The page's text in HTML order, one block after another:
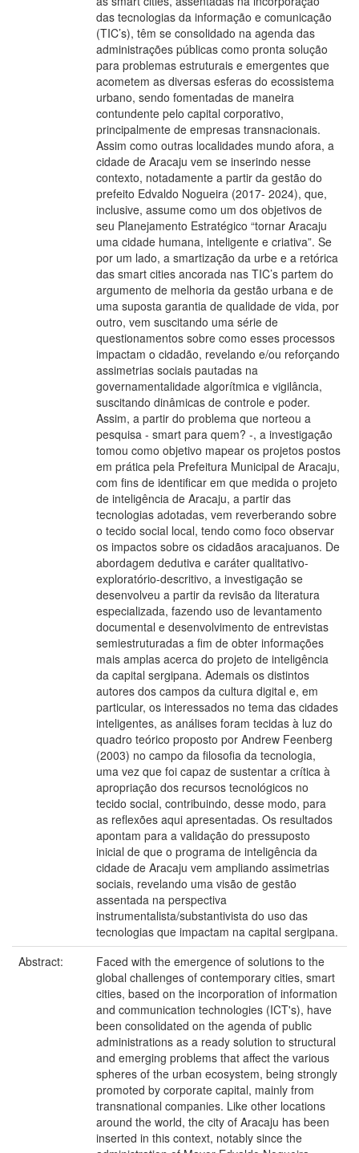
das tecnologias da informação e comunicação
(TIC’s), têm se consolidado na agenda das
administrações públicas como pronta solução
para problemas estruturais e emergentes que
acometem as diversas esferas do ecossistema
urbano, sendo fomentadas de maneira
contundente pelo capital corporativo,
principalmente de empresas transnacionais.
Assim como outras localidades mundo afora, a
cidade de Aracaju vem se inserindo nesse
contexto, notadamente a partir da gestão do
prefeito Edvaldo Nogueira (2017- 2024), que,
inclusive, assume como um dos objetivos de
seu Planejamento Estratégico “tornar Aracaju
uma cidade humana, inteligente e criativa”. Se
por um lado, a smartização da urbe e a retórica
das smart cities ancorada nas TIC’s partem do
argumento de melhoria da gestão urbana e de
uma suposta garantia de qualidade de vida, por
outro, vem suscitando uma série de
questionamentos sobre como esses processos
impactam o cidadão, revelando e/ou reforçando
assimetrias sociais pautadas na
governamentalidade algorítmica e vigilância,
suscitando dinâmicas de controle e poder.
Assim, a partir do problema que norteou a
pesquisa - smart para quem? -, a investigação
tomou como objetivo mapear os projetos postos
em prática pela Prefeitura Municipal de Aracaju,
com fins de identificar em que medida o projeto
de inteligência de Aracaju, a partir das
tecnologias adotadas, vem reverberando sobre
o tecido social local, tendo como foco observar
os impactos sobre os cidadãos aracajuanos. De
abordagem dedutiva e caráter qualitativo-
exploratório-descritivo, a investigação se
desenvolveu a partir da revisão da literatura
especializada, fazendo uso de levantamento
documental e desenvolvimento de entrevistas
semiestruturadas a fim de obter informações
mais amplas acerca do projeto de inteligência
da capital sergipana. Ademais os distintos
autores dos campos da cultura digital e, em
particular, os interessados no tema das cidades
inteligentes, as análises foram tecidas à luz do
quadro teórico proposto por Andrew Feenberg
(2003) no campo da filosofia da tecnologia,
uma vez que foi capaz de sustentar a crítica à
apropriação dos recursos tecnológicos no
tecido social, contribuindo, desse modo, para
as reflexões aqui apresentadas. Os resultados
apontam para a validação do pressuposto
inicial de que o programa de inteligência da
cidade de Aracaju vem ampliando assimetrias
sociais, revelando uma visão de gestão
assentada na perspectiva
instrumentalista/substantivista do uso das
tecnologias que impactam na capital sergipana.
Abstract:
Faced with the emergence of solutions to the
global challenges of contemporary cities, smart
cities, based on the incorporation of information
and communication technologies (ICT's), have
been consolidated on the agenda of public
administrations as a ready solution to structural
and emerging problems that affect the various
spheres of the urban ecosystem, being strongly
promoted by corporate capital, mainly from
transnational companies. Like other locations
around the world, the city of Aracaju has been
inserted in this context, notably since the